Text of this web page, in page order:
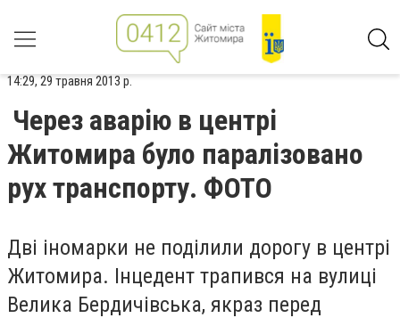
14:29, 29 травня 2013 р.
Через аварію в центрі
Житомира було паралізовано
рух транспорту. ФОТО
Дві іномарки не поділили дорогу в центрі
Житомира. Інцедент трапився на вулиці
Велика Бердичівська, якраз перед